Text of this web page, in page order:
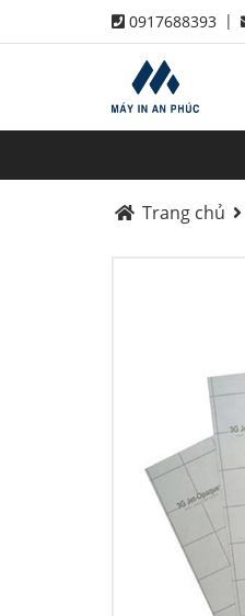
0917688393 |
Trang chủ